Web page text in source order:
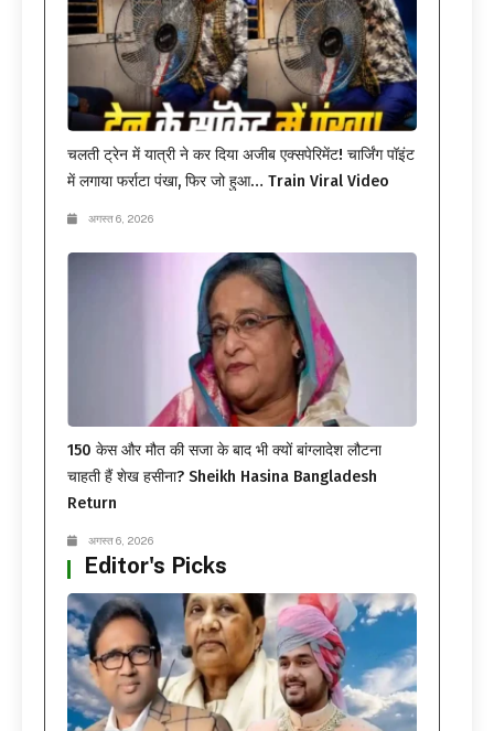
चलती ट्रेन में यात्री ने कर दिया अजीब एक्सपेरिमेंट! चार्जिंग पॉइंट
में लगाया फर्राटा पंखा, फिर जो हुआ… Train Viral Video
अगस्त 6, 2026
150 केस और मौत की सजा के बाद भी क्यों बांग्लादेश लौटना
चाहती हैं शेख हसीना? Sheikh Hasina Bangladesh
Return
अगस्त 6, 2026
Editor's Picks